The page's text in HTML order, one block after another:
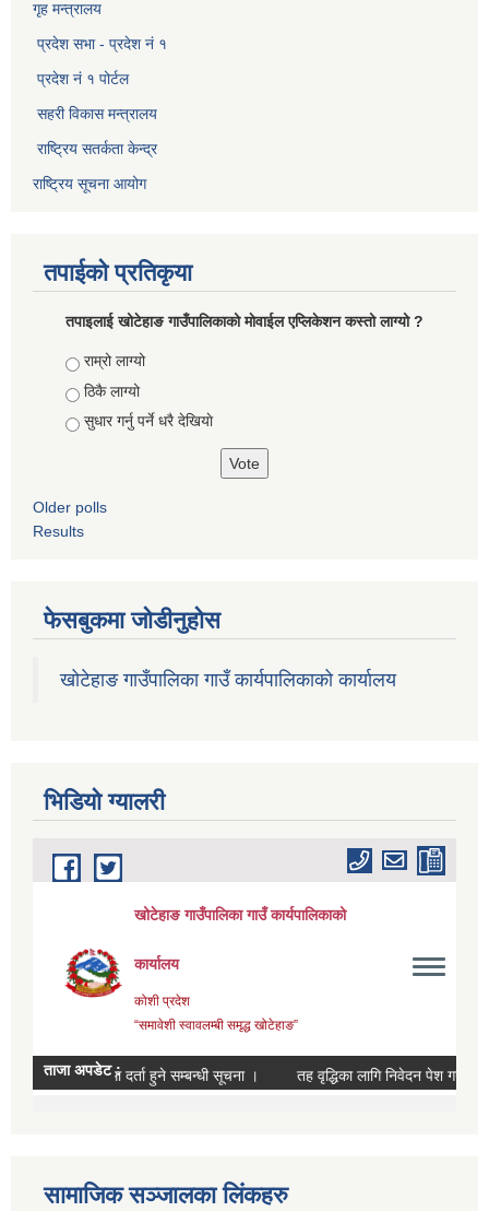
गृह मन्त्रालय
प्रदेश सभा - प्रदेश नं १
प्रदेश नं १ पोर्टल
सहरी विकास मन्त्रालय
राष्ट्रिय सतर्कता केन्द्र
राष्ट्रिय सूचना आयोग
तपाईको प्रतिकृया
तपाइलाई खोटेहाङ गाउँपालिकाको माेवाईल एप्लिकेशन कस्तो लाग्यो ?
Choices
राम्रो लाग्यो
ठिकै लाग्यो
सुधार गर्नु पर्ने धरै देखियाे
Older polls
Results
फेसबुकमा जोडीनुहोस
खोटेहाङ गाउँपालिका गाउँ कार्यपालिकाको कार्यालय
भिडियाे ग्यालरी
सामाजिक सञ्जालका लिंकहरु